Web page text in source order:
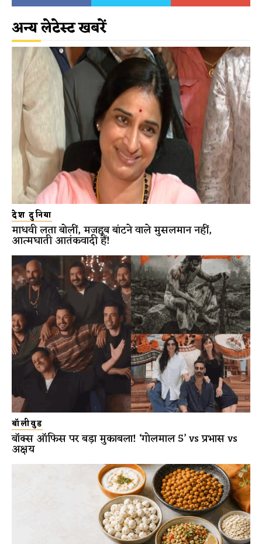
अन्य लेटेस्ट खबरें
देश दुनिया
माधवी लता बोलीं, मजहब बांटने वाले मुसलमान नहीं,
आत्मघाती आतंकवादी हैं!
बॉलीवुड
बॉक्स ऑफिस पर बड़ा मुकाबला! ‘गोलमाल 5’ vs प्रभास vs
अक्षय